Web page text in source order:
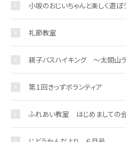
小坂のおじいちゃんと楽しく遊ぼ
礼節教室
親子バスハイキング ～太閤山
第１回きっずボランティア
ふれあい教室 はじめましての